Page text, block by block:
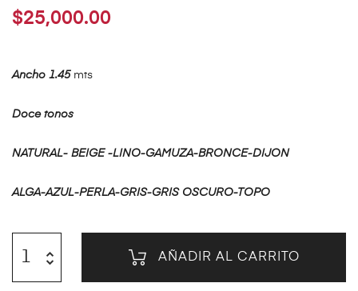
$25,000.00
Ancho 1.45 mts
Doce tonos
NATURAL- BEIGE -LINO-GAMUZA-BRONCE-DIJON
ALGA-AZUL-PERLA-GRIS-GRIS OSCURO-TOPO
AÑADIR AL CARRITO